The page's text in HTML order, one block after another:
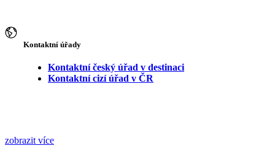
Kontaktní úřady
Kontaktní český úřad v destinaci
Kontaktní cizí úřad v ČR
zobrazit více